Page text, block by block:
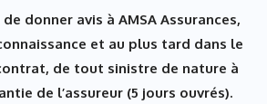
de donner avis à AMSA Assurances,
et au plus tard dans le
de tout sinistre de nature à
de l’assureur (5 jours ouvrés).